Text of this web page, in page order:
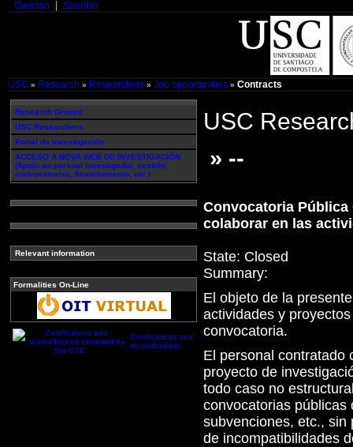
Galician Spanish
USC » Research » Researchers » Job opportunities » Contracts
Research Groups
USC Researchers
Portal da Investigación
ACCESO A NOVA WEB DE INVESTIGACIÓN
(Apoio ao persoal investigador, xestión,
convocatorias, financiamento, etc.)
Relevant information
Formalities On-Line
Certifications and
accreditations
USC
» --
Convocatoria Pública
colaborar en las
State: Closed
Summary:
El objeto de la
actividades y
convocatoria.
El personal contratado
proyecto de
todo caso no
convocatorias públicas
subvenciones, etc., sin
de incompatibilidades